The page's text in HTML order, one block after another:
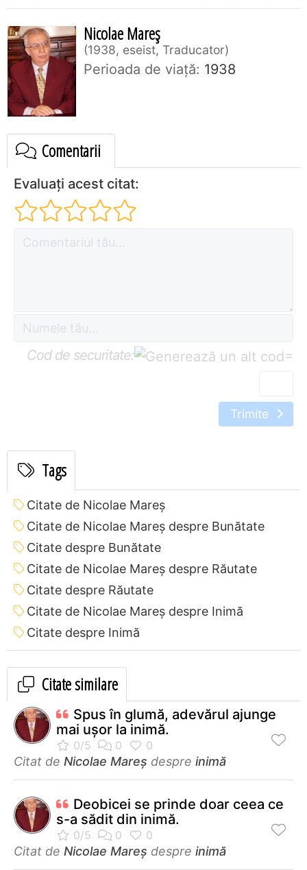
Nicolae Mareș
1938, eseist, Traducator
Perioada de viaţă: 1938
Comentarii
Evaluați acest citat:
Cod de securitate: =
Trimite
Tags
Citate de Nicolae Mareș
Citate de Nicolae Mareș despre Bunătate
Citate despre Bunătate
Citate de Nicolae Mareș despre Răutate
Citate despre Răutate
Citate de Nicolae Mareș despre Inimă
Citate despre Inimă
Citate similare
Spus în glumă, adevărul ajunge
mai uşor la inimă.
Citat de Nicolae Mareș despre inimă
Deobicei se prinde doar ceea ce
s-a sădit din inimă.
Citat de Nicolae Mareș despre inimă